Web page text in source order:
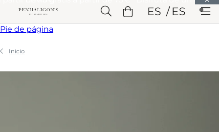
Saltar a Cabecera Saltar a Contenido principalSaltar a
Pie de página
ES ES
Inicio